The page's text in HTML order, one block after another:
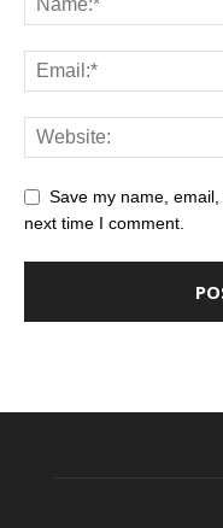
Save my name,
next time I comment.